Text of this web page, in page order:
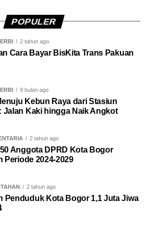
POPULER
2 tahun ago
Cara Bayar BisKita Trans Pakuan
9 bulan ago
Kebun Raya dari Stasiun
Jalan Kaki hingga Naik Angkot
2 tahun ago
Anggota DPRD Kota Bogor
Periode 2024-2029
2 tahun ago
Penduduk Kota Bogor 1,1 Juta Jiwa